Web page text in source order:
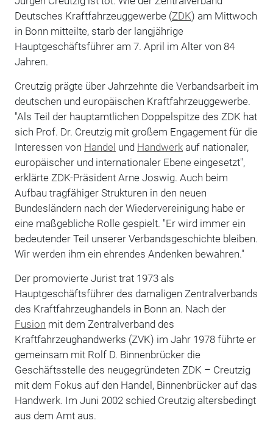
Deutsches Kraftfahrzeuggewerbe (ZDK) am Mittwoch
in Bonn mitteilte, starb der langjährige
Hauptgeschäftsführer am 7. April im Alter von 84
Jahren.
Creutzig prägte über Jahrzehnte die Verbandsarbeit im
deutschen und europäischen Kraftfahrzeuggewerbe.
"Als Teil der hauptamtlichen Doppelspitze des ZDK hat
sich Prof. Dr. Creutzig mit großem Engagement für die
Interessen von Handel und Handwerkauf nationaler,
europäischer und internationaler Ebene eingesetzt",
erklärte ZDK-Präsident Arne Joswig. Auch beim
Aufbau tragfähiger Strukturen in den neuen
Bundesländern nach der Wiedervereinigung habe er
eine maßgebliche Rolle gespielt. "Er wird immer ein
bedeutender Teil unserer Verbandsgeschichte bleiben.
Wir werden ihm ein ehrendes Andenken bewahren."
Der promovierte Jurist trat 1973 als
Hauptgeschäftsführer des damaligen Zentralverbands
des Kraftfahrzeughandels in Bonn an. Nach der
Fusion mit dem Zentralverband des
Kraftfahrzeughandwerks (ZVK) im Jahr 1978 führte er
gemeinsam mit Rolf D. Binnenbrücker die
Geschäftsstelle des neugegründeten ZDK – Creutzig
mit dem Fokus auf den Handel, Binnenbrücker auf das
Handwerk. Im Juni 2002 schied Creutzig altersbedingt
aus dem Amt aus.